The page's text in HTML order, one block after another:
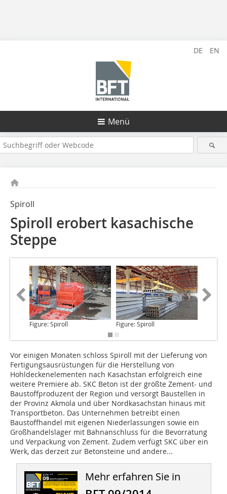
DE EN
Menü
Spiroll
Spiroll erobert kasachische
Steppe
Figure: Spiroll Figure: Spiroll
Vor einigen Monaten schloss Spiroll mit der Lieferung von
Fertigungsausrüstungen für die Herstellung von
Hohldeckenelementen nach Kasachstan erfolgreich eine
weitere Premiere ab. SKC Beton ist der größte Zement- und
Baustoffproduzent der Region und versorgt Baustellen in
der Provinz Akmola und über Nordkasachstan hinaus mit
Transportbeton. Das Unternehmen betreibt einen
Baustoffhandel mit eigenen Niederlassungen sowie ein
Großhandelslager mit Bahnanschluss für die Bevorratung
und Verpackung von Zement. Zudem verfügt SKC über ein
Werk, das derzeit zur Betonsteine und andere...
Mehr erfahren Sie in